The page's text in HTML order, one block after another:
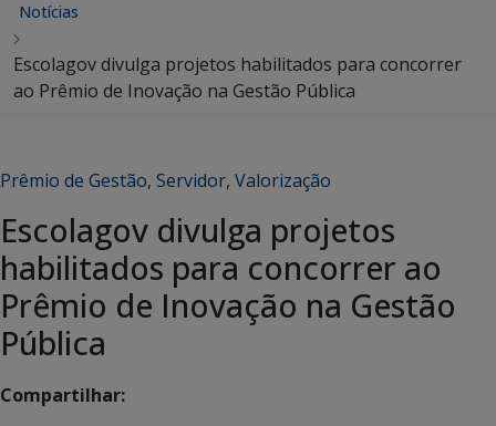
Notícias
Escolagov divulga projetos habilitados para concorrer
ao Prêmio de Inovação na Gestão Pública
Prêmio de Gestão, Servidor, Valorização
Escolagov divulga projetos
habilitados para concorrer ao
Prêmio de Inovação na Gestão
Pública
Compartilhar: